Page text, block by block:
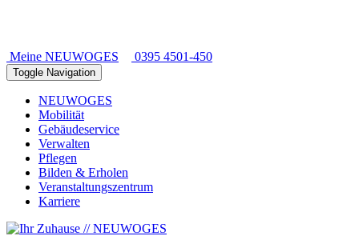
Meine NEUWOGES 0395 4501-450
Toggle Navigation
NEUWOGES
Mobilität
Gebäudeservice
Verwalten
Pflegen
Bilden & Erholen
Veranstaltungszentrum
Karriere